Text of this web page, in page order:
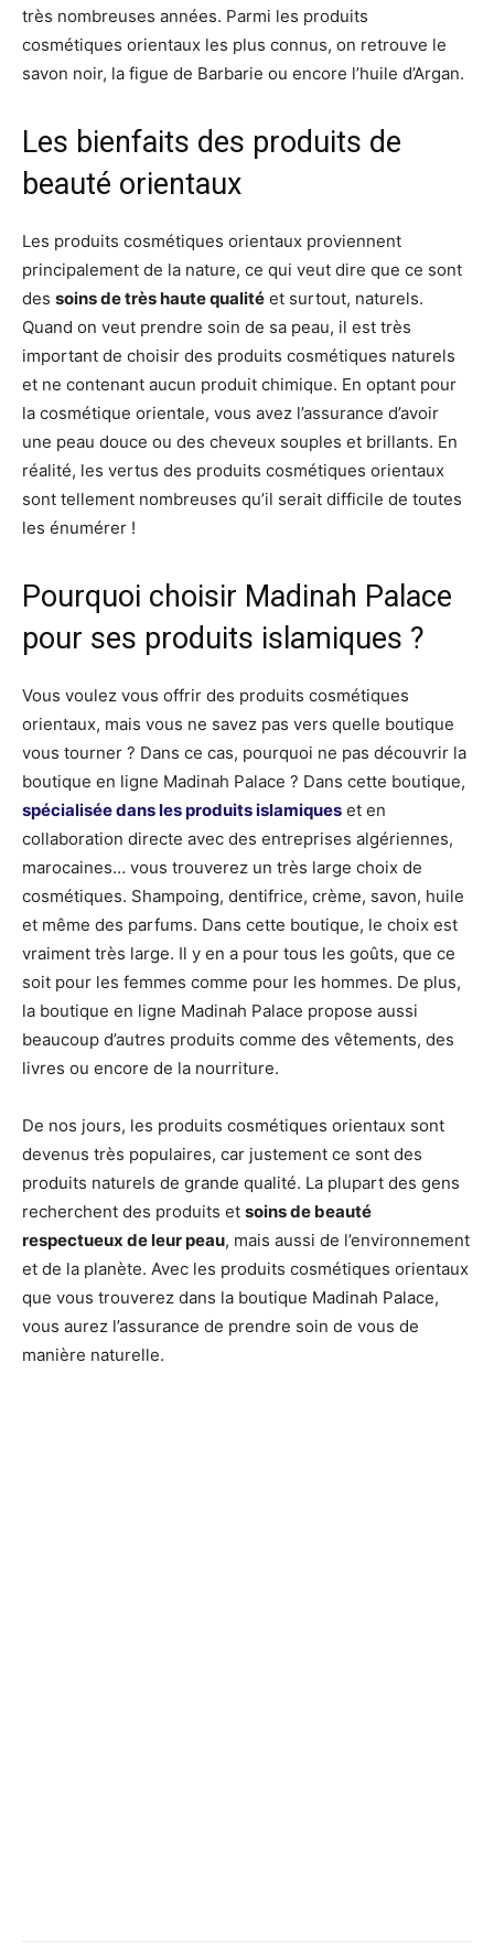
très nombreuses années. Parmi les produits
cosmétiques orientaux les plus connus, on retrouve le
savon noir, la figue de Barbarie ou encore l’huile d’Argan.
Les bienfaits des produits de
beauté orientaux
Les produits cosmétiques orientaux proviennent
principalement de la nature, ce qui veut dire que ce sont
des soins de très haute qualité et surtout, naturels.
Quand on veut prendre soin de sa peau, il est très
important de choisir des produits cosmétiques naturels
et ne contenant aucun produit chimique. En optant pour
la cosmétique orientale, vous avez l’assurance d’avoir
une peau douce ou des cheveux souples et brillants. En
réalité, les vertus des produits cosmétiques orientaux
sont tellement nombreuses qu’il serait difficile de toutes
les énumérer !
Pourquoi choisir Madinah Palace
pour ses produits islamiques ?
Vous voulez vous offrir des produits cosmétiques
orientaux, mais vous ne savez pas vers quelle boutique
vous tourner ? Dans ce cas, pourquoi ne pas découvrir la
boutique en ligne Madinah Palace ? Dans cette boutique,
spécialisée dans les produits islamiques et en
collaboration directe avec des entreprises algériennes,
marocaines… vous trouverez un très large choix de
cosmétiques. Shampoing, dentifrice, crème, savon, huile
et même des parfums. Dans cette boutique, le choix est
vraiment très large. Il y en a pour tous les goûts, que ce
soit pour les femmes comme pour les hommes. De plus,
la boutique en ligne Madinah Palace propose aussi
beaucoup d’autres produits comme des vêtements, des
livres ou encore de la nourriture.
De nos jours, les produits cosmétiques orientaux sont
devenus très populaires, car justement ce sont des
produits naturels de grande qualité. La plupart des gens
recherchent des produits et soins de beauté
respectueux de leur peau, mais aussi de l’environnement
et de la planète. Avec les produits cosmétiques orientaux
que vous trouverez dans la boutique Madinah Palace,
vous aurez l’assurance de prendre soin de vous de
manière naturelle.